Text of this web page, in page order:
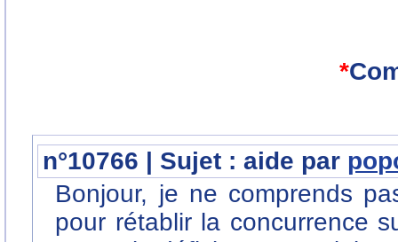
*
n°10766 | Sujet : aide par
Bonjour, je ne comprends
pour rétablir la concurrence